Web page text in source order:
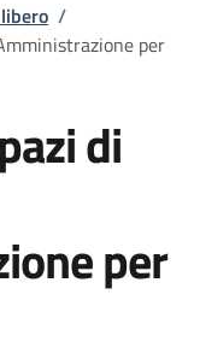
/
per
di
per